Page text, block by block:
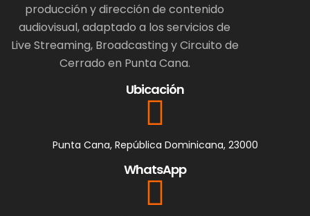
producción y dirección de contenido
audiovisual, adaptado a los servicios de
Live Streaming, Broadcasting y Circuito de
Cerrado en Punta Cana.
Ubicación
Punta Cana, República Dominicana, 23000
WhatsApp